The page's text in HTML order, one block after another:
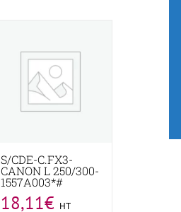
S/CDE-C.FX3-
CANON L 250/300-
1557A003*#
18,11€ HT